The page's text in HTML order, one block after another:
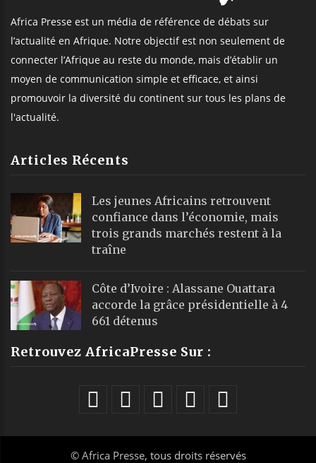
Africa Presse est un média de référence de débats sur
l’actualité en Afrique. Notre objectif est non seulement de
connecter l’Afrique au reste du monde, mais d’établir un
moyen de communication simple et efficace, et ainsi
promouvoir la diversité du continent sur tous les plans de
l'actualité.
Articles Récents
Les jeunes Africains retrouvent
confiance dans l’économie, mais
trois grands marchés restent à la
traîne
Côte d’Ivoire : Alassane Ouattara
accorde la grâce présidentielle à 4
661 détenus
Retrouvez AfricaPresse Sur :
© Africa Presse, tous droits réservés